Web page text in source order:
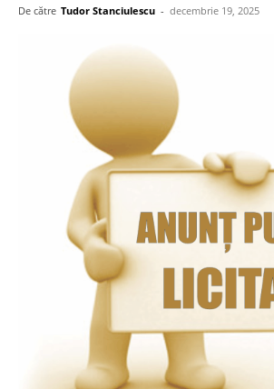
De către Tudor Stanciulescu - decembrie 19, 2025